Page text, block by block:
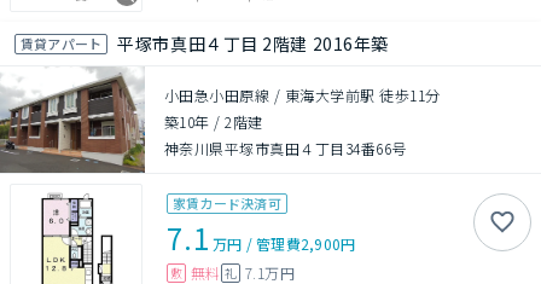
賃貸アパート 平塚市真田４丁目 2階建 2016年築
小田急小田原線 / 東海大学前駅 徒歩11分
築10年 /2階建
神奈川県平塚市真田４丁目34番66号
家賃カード決済可
7.1 万円 /管理費2,900円
敷 無料 礼 7.1万円